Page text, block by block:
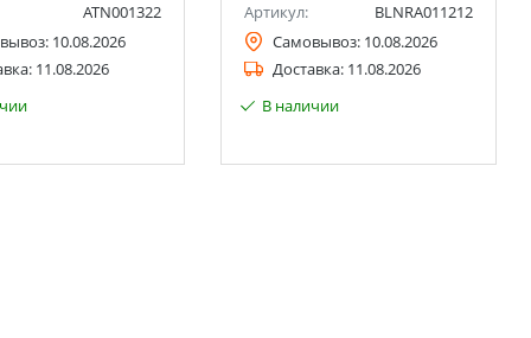
ATN001322
10.08.2026
11.08.2026
Артикул:
BLNRA011212
Самовывоз: 10.08.2026
Доставка: 11.08.2026
В наличии